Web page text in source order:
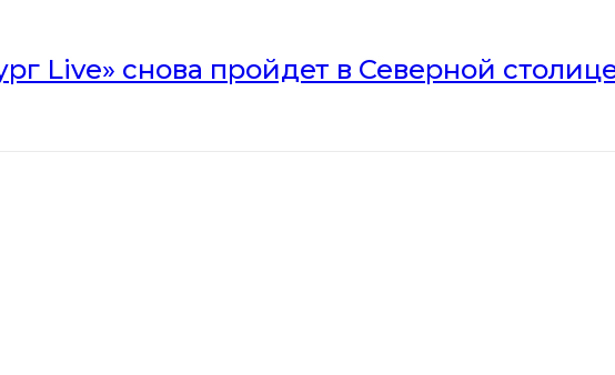
Live» снова пройдет в Северной